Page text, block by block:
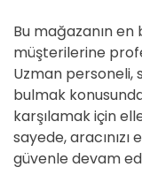
Bu mağazanın
müşterilerine
Uzman personeli,
bulmak
karşılamak için
sayede,
güvenle devam